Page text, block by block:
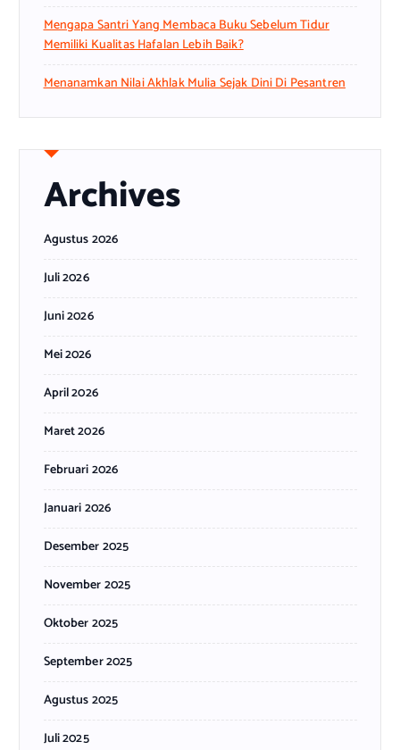
Mengapa Santri Yang Membaca Buku Sebelum Tidur
Memiliki Kualitas Hafalan Lebih Baik?
Menanamkan Nilai Akhlak Mulia Sejak Dini Di Pesantren
Archives
Agustus 2026
Juli 2026
Juni 2026
Mei 2026
April 2026
Maret 2026
Februari 2026
Januari 2026
Desember 2025
November 2025
Oktober 2025
September 2025
Agustus 2025
Juli 2025